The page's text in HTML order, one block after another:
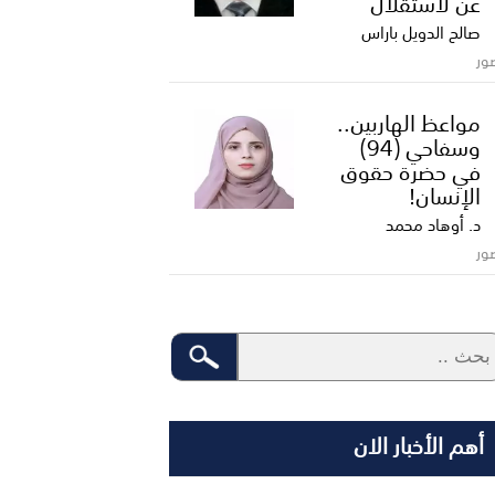
صالح الدويل باراس
مواعظ الهاربين..
وسفاحي (94)
في حضرة حقوق
الإنسان!
د. أوهاد محمد
أهم الأخبار الان